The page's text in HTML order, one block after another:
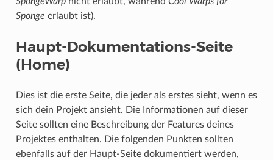
Sponge erlaubt ist).
Haupt-Dokumentations-Seite
(Home)
Dies ist die erste Seite, die jeder als erstes sieht, wenn es
sich dein Projekt ansieht. Die Informationen auf dieser
Seite sollten eine Beschreibung der Features deines
Projektes enthalten. Die folgenden Punkten sollten
ebenfalls auf der Haupt-Seite dokumentiert werden,